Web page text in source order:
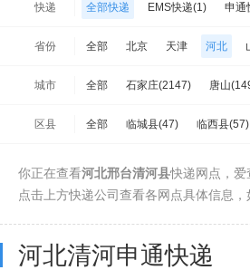
快递 全部快递 EMS快递(1) 申通
中通快递(1)
日日顺物流(0)
安能物流(13) 苏宁快递(1)
佳吉快运(2) 亚风快递(1)
省份 全部 北京 天津 河北
台湾省 香港 澳门
城市 全部 石家庄(2147) 唐山
区县
全部 临城县(47) 临西县(57)
新河县(39) 柏乡县(44) 桥
你正在查看河北邢台清河县快递网点，
点击上方快递公司查看各网点具体信息
河北清河申通快递